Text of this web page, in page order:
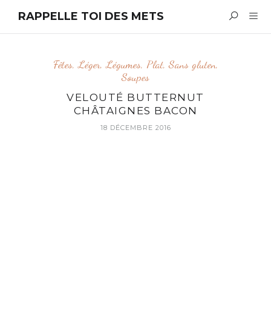
RAPPELLE TOI DES METS
Fêtes,Léger,Légumes, Plat,Sans gluten,
Soupes
VELOUTÉ BUTTERNUT
CHÂTAIGNES BACON
18 DÉCEMBRE 2016